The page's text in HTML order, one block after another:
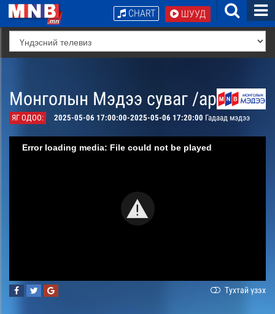
ШУУД
CHART
Монголын Мэдээ суваг /архив/
ЯГ ОДОО: 2025-05-06 17:00:00-2025-05-06 17:20:00 Гадаад мэдээ
Error loading media: File could not be played
Тухтай үзэх